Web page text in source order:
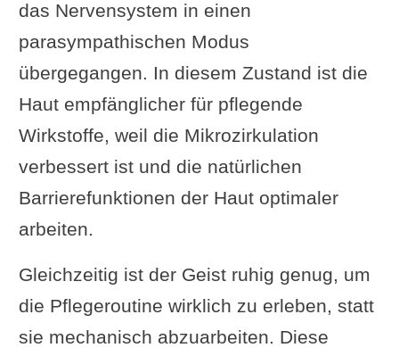
das Nervensystem in einen
parasympathischen Modus
übergegangen. In diesem Zustand ist die
Haut empfänglicher für pflegende
Wirkstoffe, weil die Mikrozirkulation
verbessert ist und die natürlichen
Barrierefunktionen der Haut optimaler
arbeiten.
Gleichzeitig ist der Geist ruhig genug, um
die Pflegeroutine wirklich zu erleben, statt
sie mechanisch abzuarbeiten. Diese